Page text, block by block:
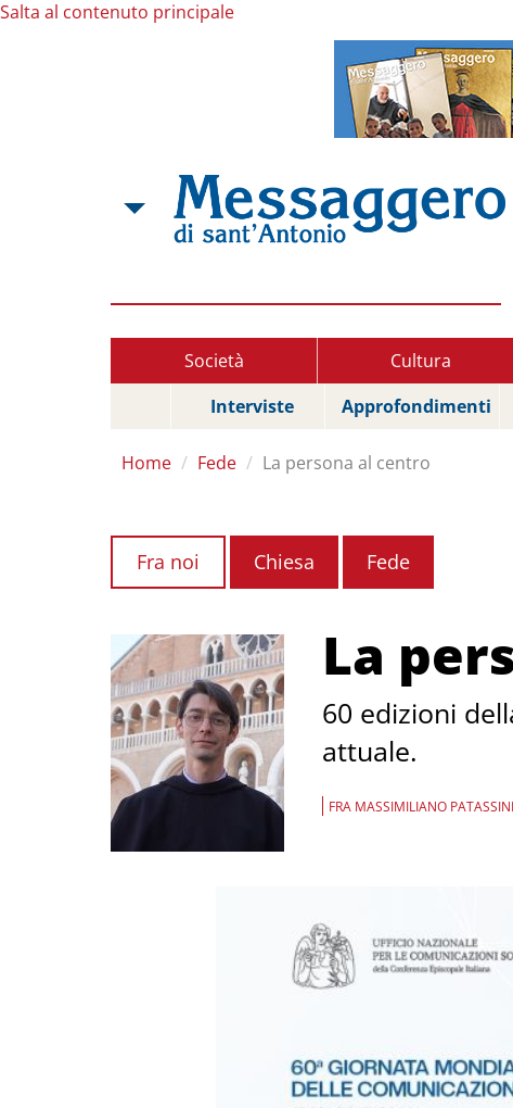
Salta al contenuto principale
Società Cultura
Interviste
Approfondimenti
Home Fede La persona al centro
Fra noi Chiesa Fede
La
60 edizioni
attuale.
FRA MASSIMILIANO PATASSINI